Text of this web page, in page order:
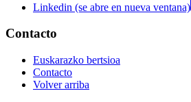
Linkedin (se abre en nueva ventana)
Contacto
Euskarazko bertsioa
Contacto
Volver arriba